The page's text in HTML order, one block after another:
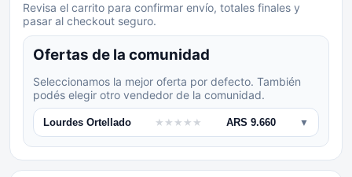
Revisa el carrito para confirmar envío, totales finales y
pasar al checkout seguro.
Ofertas de la comunidad
Seleccionamos la mejor oferta por defecto. También
podés elegir otro vendedor de la comunidad.
Lourdes Ortellado ★ ★ ★ ★ ★ ARS 9.660 ▼